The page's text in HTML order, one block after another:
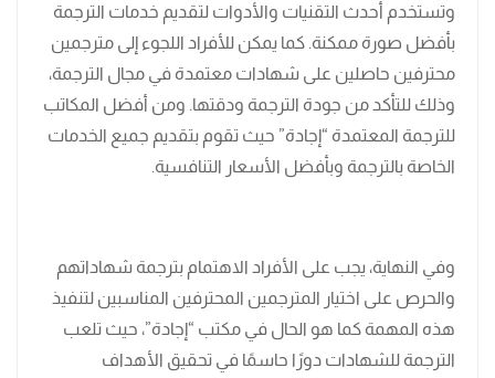
وتستخدم أحدث التقنيات والأدوات لتقديم خدمات الترجمة
بأفضل صورة ممكنة. كما يمكن للأفراد اللجوء إلى مترجمين
محترفين حاصلين على شهادات معتمدة في مجال الترجمة،
وذلك للتأكد من جودة الترجمة ودقتها. ومن أفضل المكاتب
للترجمة المعتمدة “إجادة” حيث تقوم بتقديم جميع الخدمات
الخاصة بالترجمة وبأفضل الأسعار التنافسية.
وفي النهاية، يجب على الأفراد الاهتمام بترجمة شهاداتهم
والحرص على اختيار المترجمين المحترفين المناسبين لتنفيذ
هذه المهمة كما هو الحال في مكتب “إجادة”، حيث تلعب
الترجمة للشهادات دورًا حاسمًا في تحقيق الأهداف